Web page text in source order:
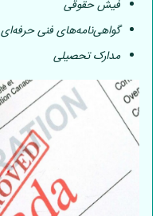
فیش حقوقی
گواهی‌نامه‌های فنی حرفه‌ای
مدارک تحصیلی